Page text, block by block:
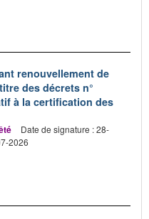
renouvellement de
des décrets n°
à la certification des
Date de signature : 28-
2026